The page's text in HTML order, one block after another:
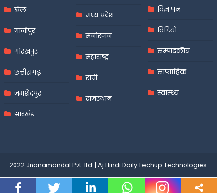
खेल
गाजीपुर
गोरखपुर
छत्तीसगढ़
जमशेदपुर
झारखंड
मध्य प्रदेश
मनोरंजन
महाराष्ट्र
रांची
राजस्थान
विज्ञापन
विडियो
सम्पादकीय
साप्ताहिक
स्वास्थ्य
2022 Jnanamandal Pvt. ltd. | Aj Hindi DailyTechup Technologies.